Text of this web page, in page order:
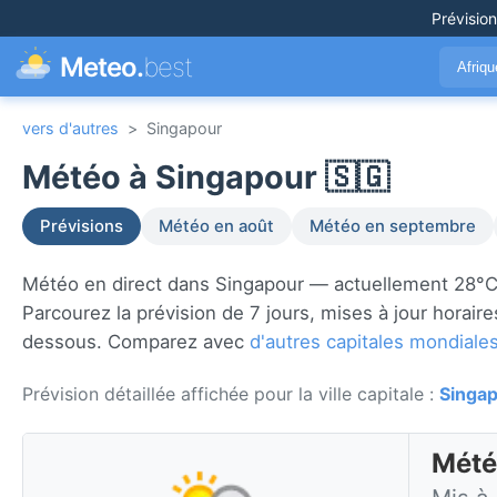
Meteo.best
vers d'autres > Singapour
Météo à Singapour 🇸🇬
Prévisions Météo en août Météo en septembre
Météo en direct dans Singapour — actuellement
Parcourez la prévision de 7 jours, mises à jour
dessous. Comparez avec d'autres capitales
Prévision détaillée affichée pour la ville capitale :